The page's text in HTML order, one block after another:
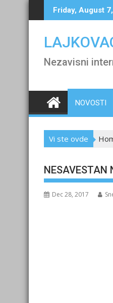
to
Friday, August
Nezavisni
NOVOSTI
Vi ste ovde
NESAVESTAN
Dec 28, 2017